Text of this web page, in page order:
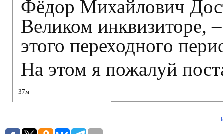
Фёдор Михайлович
Великом инквизиторе,
этого переходного
На этом я пожалуй
37м